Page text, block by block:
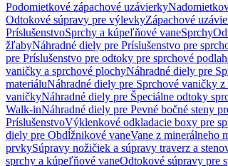
Podomietkové zápachové uzávierky
Odtokové súpravy pre výlevkyZápachové
PríslušenstvoSprchy a kúpeľňové vaneSprchy
žľabyNáhradné diely pre Príslušenstvo pre
pre Príslušenstvo pre odtoky pre sprchové
vaničky a sprchové plochyNáhradné diely pre
materiáluNáhradné diely pre Sprchové vaničky z
vaničkyNáhradné diely pre Špeciálne odtoky
Walk-inNáhradné diely pre Pevné bočné steny
PríslušenstvoVýklenkové odkladacie boxy pre
diely pre Obdĺžnikové vaneVane z minerálneho
prvkySúpravy nožičiek a súpravy traverz a
sprchy a kúpeľňové vaneOdtokové súpravy pre